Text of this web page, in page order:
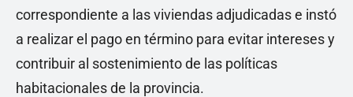
correspondiente a las viviendas adjudicadas e instó
a realizar el pago en término para evitar intereses y
contribuir al sostenimiento de las políticas
habitacionales de la provincia.